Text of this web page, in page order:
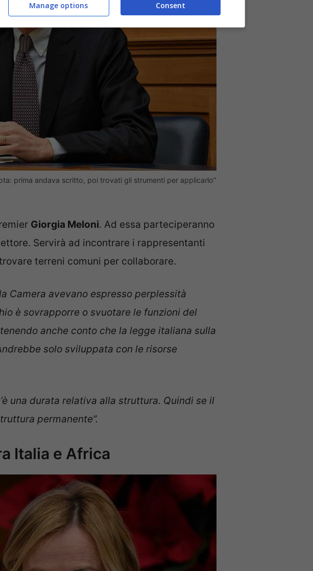
prima andava scritto, poi trovati gli strumenti per applicarlo”
Giorgia Meloni. Ad essa parteciperanno
Servirà ad incontrare i rappresentanti
terreni comuni per collaborare.
Camera avevano espresso perplessità
è sovrapporre o svuotare le funzioni del
anche conto che la legge italiana sulla
solo sviluppata con le risorse
una durata relativa alla struttura. Quindi se il
permanente”.
Italia e Africa
Consent
Manage options